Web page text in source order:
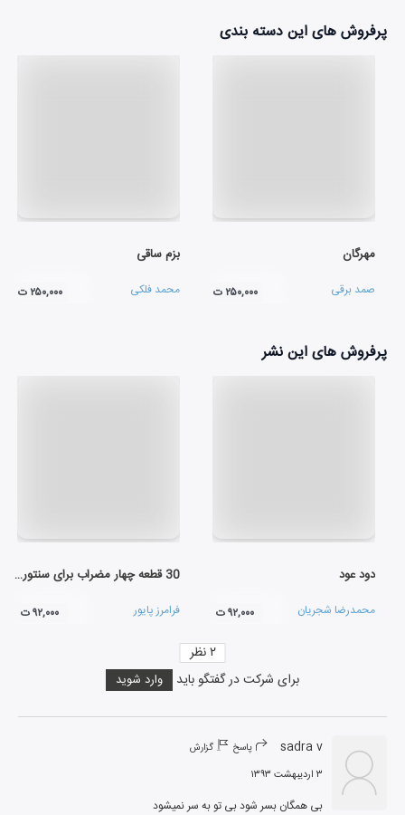
پرفروش های این دسته بندی
مهرگان
صمد برقی ۲۵۰,۰۰۰ ت
بزم ساقی
محمد فلکی ۲۵۰,۰۰۰ ت
پرفروش های این نشر
دود عود
محمدرضا شجریان ۹۲,۰۰۰ ت
30 قطعه چهار مضراب برای سنتور (لوح اول)
فرامرز پایور ۹۲,۰۰۰ ت
برای شرکت در گفتگو باید وارد شوید
۲نظر
sadra v پاسخ گزارش
۳ اردیبهشت ۱۳۹۳